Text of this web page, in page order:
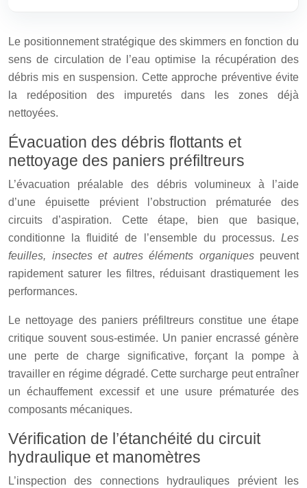
Le positionnement stratégique des skimmers en fonction du
sens de circulation de l’eau optimise la récupération des
débris mis en suspension. Cette approche préventive évite
la redéposition des impuretés dans les zones déjà
nettoyées.
Évacuation des débris flottants et
nettoyage des paniers préfiltreurs
L’évacuation préalable des débris volumineux à l’aide
d’une épuisette prévient l’obstruction prématurée des
circuits d’aspiration. Cette étape, bien que basique,
conditionne la fluidité de l’ensemble du processus. Les
feuilles, insectes et autres éléments organiques peuvent
rapidement saturer les filtres, réduisant drastiquement les
performances.
Le nettoyage des paniers préfiltreurs constitue une étape
critique souvent sous-estimée. Un panier encrassé génère
une perte de charge significative, forçant la pompe à
travailler en régime dégradé. Cette surcharge peut entraîner
un échauffement excessif et une usure prématurée des
composants mécaniques.
Vérification de l’étanchéité du circuit
hydraulique et manomètres
L’inspection des connections hydrauliques prévient les